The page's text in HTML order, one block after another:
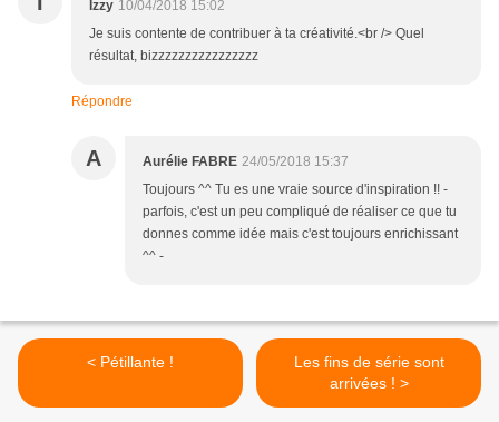
Izzy 10/04/2018 15:02
Je suis contente de contribuer à ta créativité.<br /> Quel
résultat, bizzzzzzzzzzzzzzzz
Répondre
A Aurélie FABRE 24/05/2018 15:37
Toujours ^^ Tu es une vraie source d'inspiration !! -
parfois, c'est un peu compliqué de réaliser ce que tu
donnes comme idée mais c'est toujours enrichissant
^^ -
< Pétillante !
Les fins de série sont
arrivées ! >